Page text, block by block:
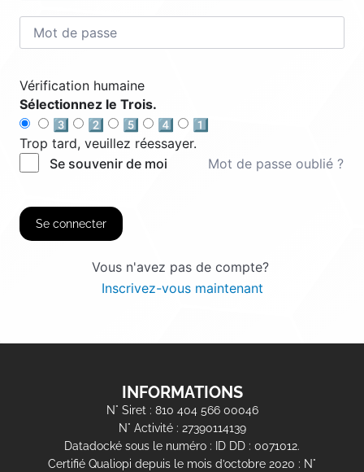
Vérification humaine
Sélectionnez le Trois.
3️⃣
2️⃣ 5️⃣ 4️⃣
1️⃣
Trop tard, veuillez réessayer.
Se souvenir de moi
Mot de passe oublié ?
Se connecter
Vous n'avez pas de compte?
Inscrivez-vous maintenant
INFORMATIONS
N° Siret : 810 404 566 00046
N° Activité : 27390114139
Datadocké sous le numéro : ID DD : 0071012.
Certifié Qualiopi depuis le mois d’octobre 2020 : N°